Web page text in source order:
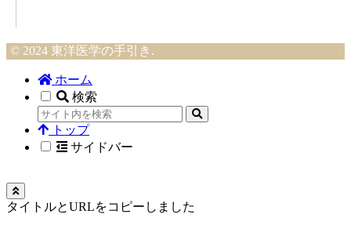
© 2024 東洋医学の手引き.
ホーム
検索
トップ
サイドバー
タイトルとURLをコピーしました